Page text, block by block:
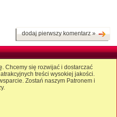
dodaj pierwszy komentarz »
Chcemy się rozwijać i dostarczać
treści wysokiej jakości.
Zostań naszym Patronem i